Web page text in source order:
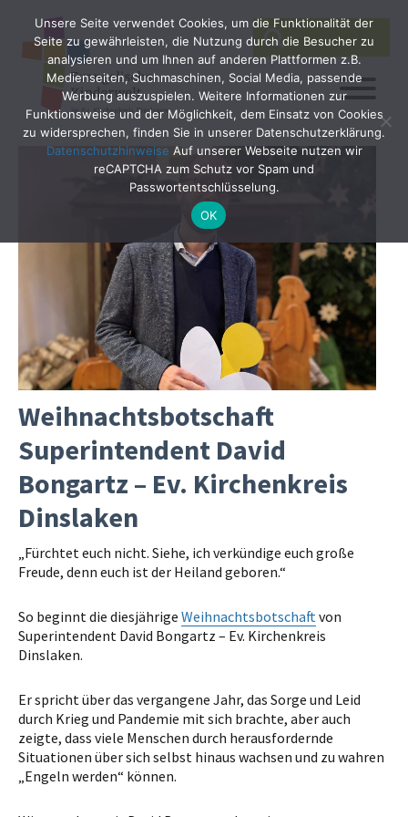
Search
for:
SEARCH
Weihnachtsbotschaft
Superintendent David
Bongartz – Ev. Kirchenkreis
Dinslaken
„Fürchtet euch nicht. Siehe, ich verkündige euch große
Freude, denn euch ist der Heiland geboren.“
So beginnt die diesjährige Weihnachtsbotschaftvon
Superintendent David Bongartz – Ev. Kirchenkreis
Dinslaken.
Er spricht über das vergangene Jahr, das Sorge und Leid
durch Krieg und Pandemie mit sich brachte, aber auch
zeigte, dass viele Menschen durch herausfordernde
Situationen über sich selbst hinaus wachsen und zu wahren
„Engeln werden“ können.
Unsere Seite verwendet Cookies, um die Funktionalität der
Seite zu gewährleisten, die Nutzung durch die Besucher zu
analysieren und um Ihnen auf anderen Plattformen z.B.
Medienseiten, Suchmaschinen, Social Media, passende
Werbung auszuspielen. Weitere Informationen zur
Funktionsweise und der Möglichkeit, dem Einsatz von Cookies
zu widersprechen, finden Sie in unserer Datenschutzerklärung.
Datenschutzhinweise Auf unserer Webseite nutzen wir
reCAPTCHA zum Schutz vor Spam und
Passwortentschlüsselung.
OK